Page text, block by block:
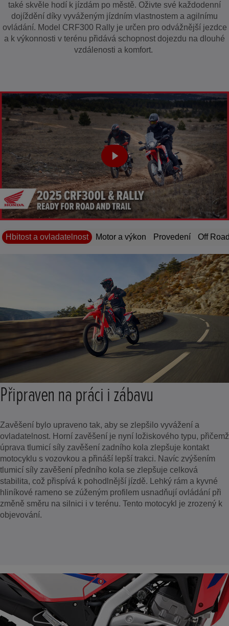
také skvěle hodí k jízdám po městě. Oživte své každodenní
dojíždění díky vyváženým jízdním vlastnostem a agilnímu
ovládání. Model CRF300 Rally je určen pro odvážnější jezdce
a k výkonnosti v terénu přidává schopnost dojezdu na dlouhé
vzdálenosti a komfort.
Hbitost a ovladatelnost Motor a výkon Provedení Off
Připraven na práci i zábavu
Zavěšení bylo upraveno tak, aby se zlepšilo vyvážení a
ovladatelnost. Horní zavěšení je nyní ložiskového typu, přičemž
úprava tlumicí síly zavěšení zadního kola zlepšuje kontakt
motocyklu s vozovkou a přináší lepší trakci. Navíc zvýšením
tlumicí síly zavěšení předního kola se zlepšuje celková
stabilita, což přispívá k pohodlnější jízdě. Lehký rám a kyvné
hliníkové rameno se zúženým profilem usnadňují ovládání při
změně směru na silnici i v terénu. Tento motocykl je zrozený k
objevování.